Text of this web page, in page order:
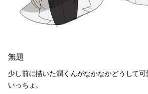
無題
少し前に描いた潤くんがなかなかどうして
いっちょ。